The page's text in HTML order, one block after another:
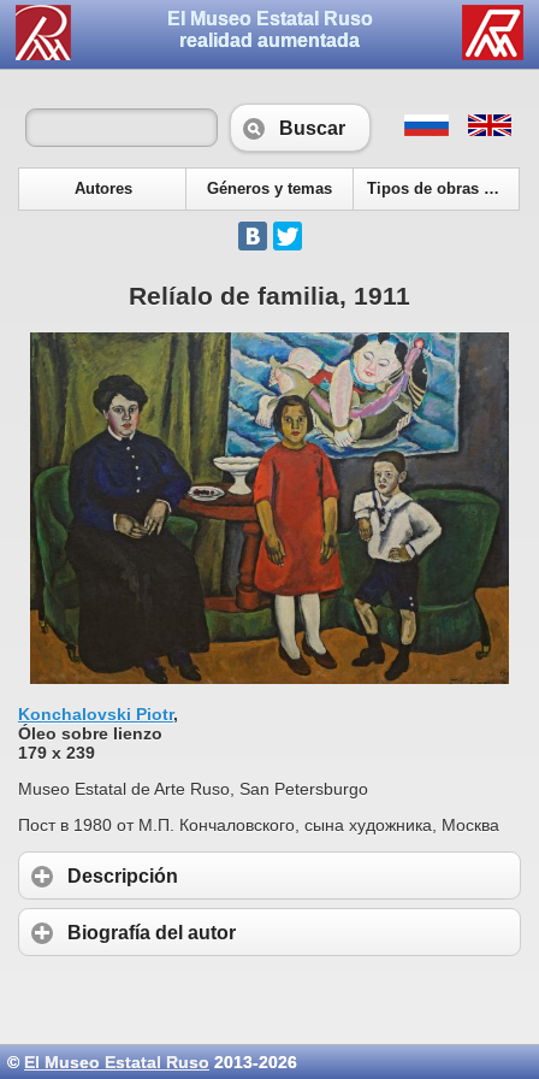
El Museo Estatal Ruso
realidad aumentada
Buscar
Autores Géneros y temas Tipos de obras de arte
Relíalo de familia, 1911
Konchalovski Piotr,
Óleo sobre lienzo
179 x 239
Museo Estatal de Arte Ruso, San Petersburgo
Пост в 1980 от М.П. Кончаловского, сына художника, Москва
Descripción
Biografía del autor
©El Museo Estatal Ruso2013-2026